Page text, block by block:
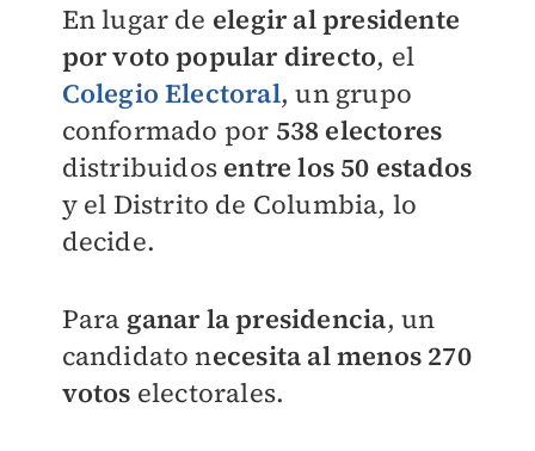
En lugar de elegir al presidente
por voto popular directo, el
Colegio Electoral, un grupo
conformado por 538 electores
distribuidos entre los 50 estados
y el Distrito de Columbia, lo
decide.
Para ganar la presidencia, un
candidato necesita al menos 270
votos electorales.